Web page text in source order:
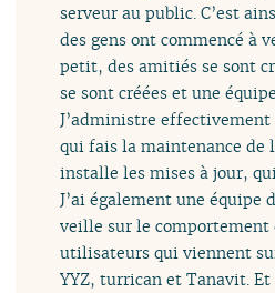
serveur au public. C’est
des gens ont commencé à
petit, des amitiés se sont
se sont créées et une
J’administre effectivement
qui fais la maintenance de
installe les mises à jour,
J’ai également une équipe
veille sur le
utilisateurs qui viennent
YYZ, turrican et Tanavit. Et